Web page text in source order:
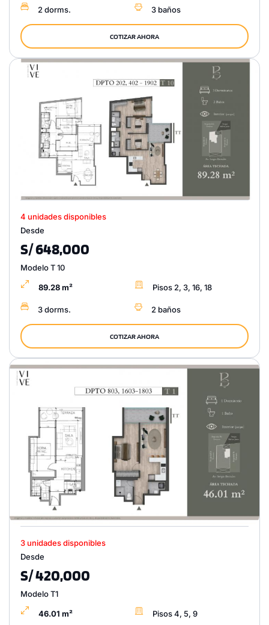
2 dorms. 3 baños
COTIZAR AHORA
4 unidades disponibles
Desde
S/ 648,000
Modelo T 10
89.28 m² Pisos 2, 3, 16, 18
3 dorms. 2 baños
COTIZAR AHORA
3 unidades disponibles
Desde
S/ 420,000
Modelo T1
46.01 m² Pisos 4, 5, 9